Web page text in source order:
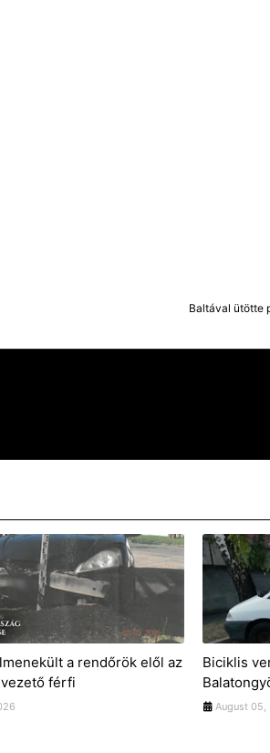
Baltával ütötte
a rendőrök elől az
férfi
Biciklis
August 05,